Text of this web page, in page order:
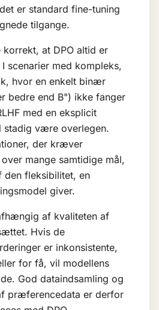
er standard fine-tuning
tilgange.
korrekt, at DPO altid er
I scenarier med kompleks,
hvor en enkelt binær
bedre end B") ikke fanger
med en eksplicit
stadig være overlegen.
der kræver
mange samtidige mål,
den fleksibilitet, en
giver.
af kvaliteten af
Hvis de
er inkonsistente,
for få, vil modellens
God dataindsamling og
præferencedata er derfor